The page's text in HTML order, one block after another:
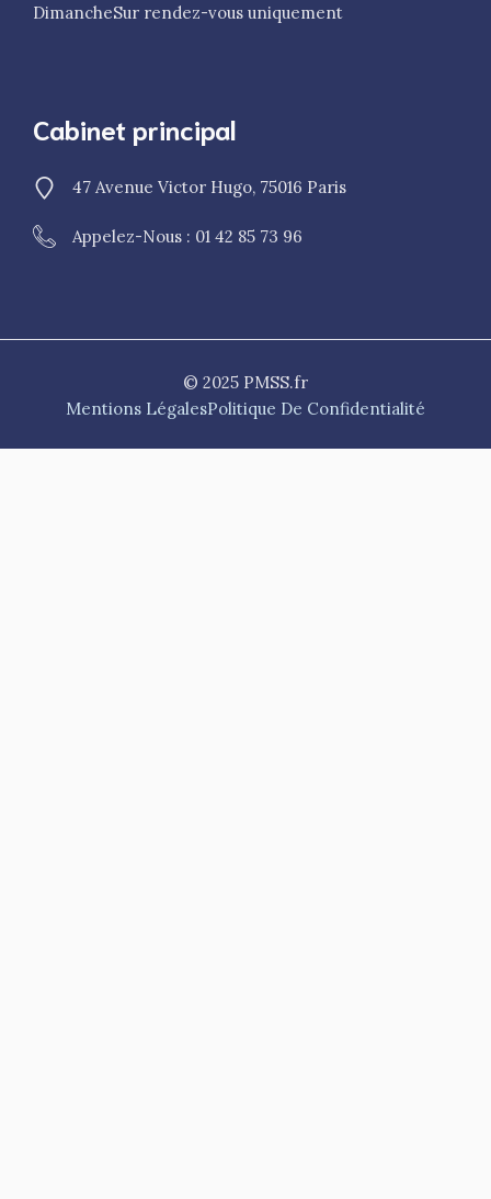
DimancheSur rendez-vous uniquement
Cabinet principal
47 Avenue Victor Hugo, 75016 Paris
Appelez-Nous : 01 42 85 73 96
© 2025 PMSS.fr
Mentions LégalesPolitique De Confidentialité